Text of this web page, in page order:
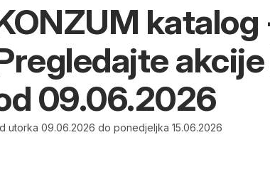
katalog
09.06.2026
utorka 09.06.2026 do ponedjeljka 15.06.2026